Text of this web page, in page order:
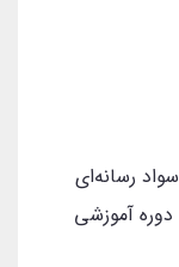
رسانه‌ای
دوره آموزشی